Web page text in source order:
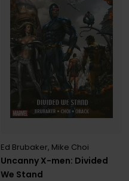
Uncanny X-men: Divided
We Stand
Ed Brubaker, Mike Choi